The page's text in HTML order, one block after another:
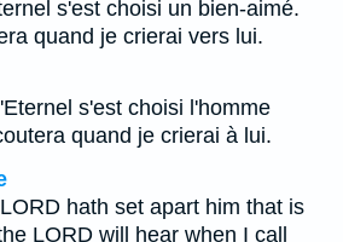
s'est choisi un bien-aimé.
quand je crierai vers lui.
s'est choisi l'homme
quand je crierai à lui.
hath set apart him that is
LORD will hear when I call